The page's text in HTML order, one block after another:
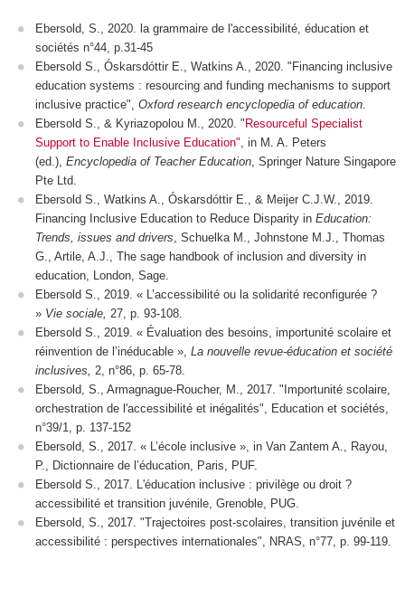
Ebersold, S., 2020. la grammaire de l'accessibilité, éducation et
sociétés n°44, p.31-45
Ebersold S., Óskarsdóttir E., Watkins A., 2020. "Financing inclusive
education systems : resourcing and funding mechanisms to support
inclusive practice", Oxford research encyclopedia of education
Ebersold S., & Kyriazopolou M., 2020. "Resourceful Specialist
Support to Enable Inclusive Education" , in M. A. Peters
(ed.), Encyclopedia of Teacher Education , Springer Nature Singapore
Pte Ltd.
Ebersold S., Watkins A., Óskarsdóttir E., & Meijer C.J.W., 2019.
Financing Inclusive Education to Reduce Disparity in Education:
Trends, issues and drivers , Schuelka M., Johnstone M.J., Thomas
G., Artile, A.J., The sage handbook of inclusion and diversity in
education, London, Sage.
Ebersold S., 2019. « L’accessibilité ou la solidarité reconfigurée ?
» Vie sociale, 27, p. 93-108.
Ebersold S., 2019. « Évaluation des besoins, importunité scolaire et
réinvention de l’inéducable », La nouvelle revue-éducation et société
inclusives,
2, n°86, p. 65-78.
Ebersold, S., Armagnague-Roucher, M., 2017. "Importunité scolaire,
orchestration de l'accessibilité et inégalités", Education et sociétés,
n°39/1, p. 137-152
Ebersold, S., 2017. « L’école inclusive », in Van Zantem A., Rayou,
P., Dictionnaire de l’éducation, Paris, PUF.
Ebersold S., 2017. L'éducation inclusive : privilège ou droit ?
accessibilité et transition juvénile, Grenoble, PUG.
Ebersold, S., 2017. "Trajectoires post-scolaires, transition juvénile et
accessibilité : perspectives internationales", NRAS, n°77, p. 99-119.